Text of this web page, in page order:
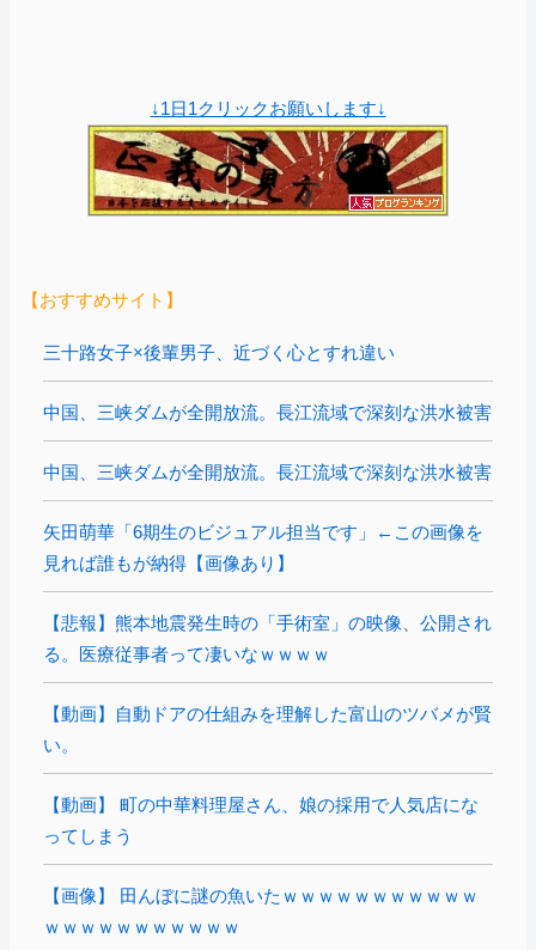
↓1日1クリックお願いします↓
【おすすめサイト】
三十路女子×後輩男子、近づく心とすれ違い
中国、三峡ダムが全開放流。長江流域で深刻な洪水被害
中国、三峡ダムが全開放流。長江流域で深刻な洪水被害
矢田萌華「6期生のビジュアル担当です」←この画像を
見れば誰もが納得【画像あり】
【悲報】熊本地震発生時の「手術室」の映像、公開され
る。医療従事者って凄いなｗｗｗｗ
【動画】自動ドアの仕組みを理解した富山のツバメが賢
い。
【動画】 町の中華料理屋さん、娘の採用で人気店にな
ってしまう
【画像】 田んぼに謎の魚いたｗｗｗｗｗｗｗｗｗｗｗ
ｗｗｗｗｗｗｗｗｗｗｗ